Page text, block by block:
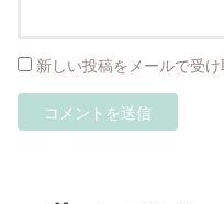
新しい投稿をメールで受け